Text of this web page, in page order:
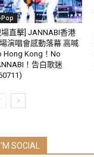
Pop
場直擊] JANNABI香港
演唱會感動落幕 高喊
Hong Kong！No
！告白歌迷
I'M SOCIAL